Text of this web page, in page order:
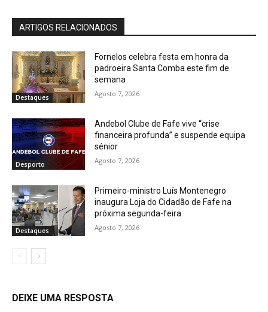
ARTIGOS RELACIONADOS
Destaques
Fornelos celebra festa em honra da
padroeira Santa Comba este fim de
semana
Agosto 7, 2026
Desporto
Andebol Clube de Fafe vive “crise
financeira profunda” e suspende equipa
sénior
Agosto 7, 2026
Destaques
Primeiro-ministro Luís Montenegro
inaugura Loja do Cidadão de Fafe na
próxima segunda-feira
Agosto 7, 2026
DEIXE UMA RESPOSTA